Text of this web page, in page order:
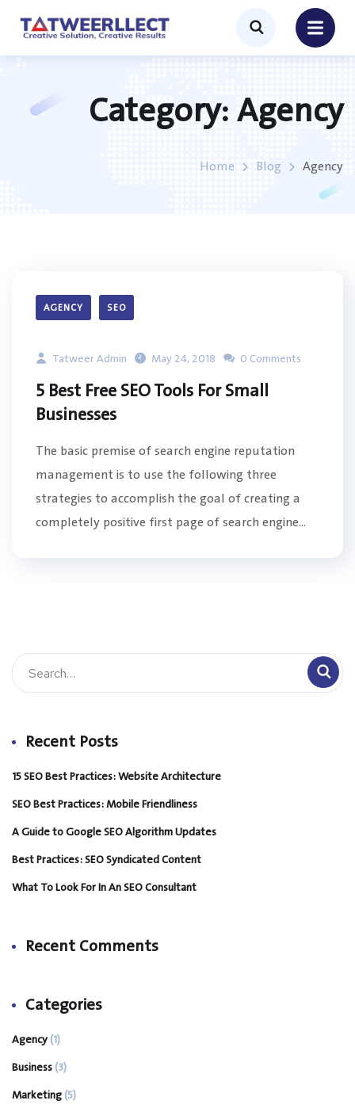
Category:Agency
Home Blog Agency
AGENCY SEO
Tatweer Admin May 24, 2018 0 Comments
5 Best Free SEO Tools For Small
Businesses
The basic premise of search engine reputation
management is to use the following three
strategies to accomplish the goal of creating a
completely positive first page of search engine...
Recent Posts
15 SEO Best Practices: Website Architecture
SEO Best Practices: Mobile Friendliness
A Guide to Google SEO Algorithm Updates
Best Practices: SEO Syndicated Content
What To Look For In An SEO Consultant
Recent Comments
Categories
Agency(1)
Business(3)
Marketing(5)